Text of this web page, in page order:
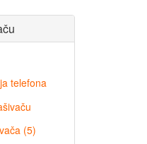
telefona
(5)